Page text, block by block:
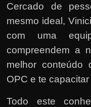
Cercado de
mesmo ideal,
com uma
compreendem a
melhor conteúdo
OPC e te
Todo este